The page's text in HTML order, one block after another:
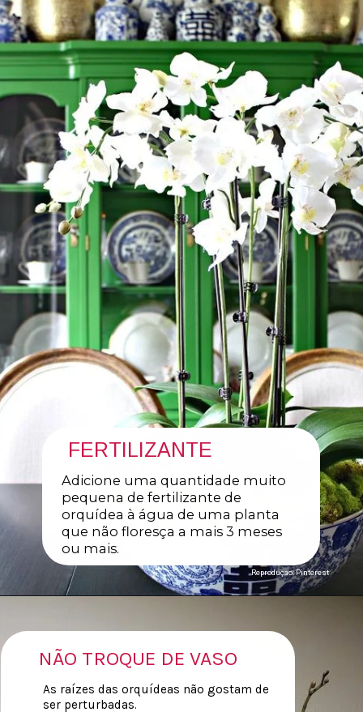
FERTILIZANTE
Adicione uma quantidade muito
pequena de fertilizante de
orquídea à água de uma planta
que não floresça a mais 3 meses
ou mais.
Reproduçao: Pinterest
NÃO TROQUE DE VASO
As raízes das orquídeas não gostam de
ser perturbadas.